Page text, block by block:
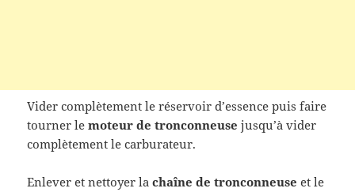
Vider complètement le réservoir d’essence puis faire
tourner lemoteur de tronconneuse jusqu’à vider
complètement le carburateur.
Enlever et nettoyer lachaîne de tronconneuse et le